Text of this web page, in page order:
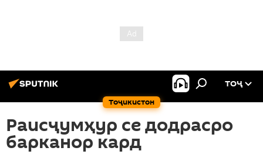
Тоҷикистон
ТОҶ
Раисҷумҳур се додрасро
барканор кард